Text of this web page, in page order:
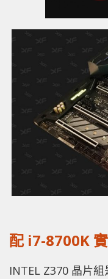
配 i7-8700K
INTEL Z370 晶片